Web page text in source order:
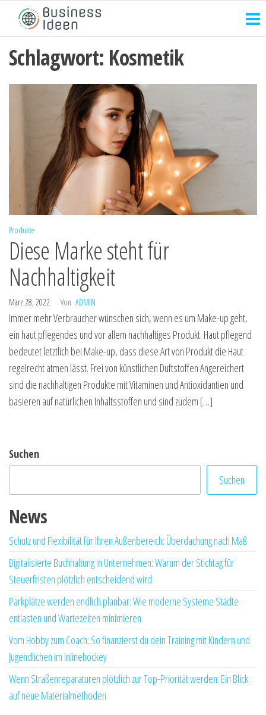
springen
Schlagwort: Kosmetik
Produkte
Diese Marke steht für
Nachhaltigkeit
März 28, 2022 Von ADMIN
Immer mehr Verbraucher wünschen sich, wenn es um Make-up geht,
ein haut pflegendes und vor allem nachhaltiges Produkt. Haut pflegend
bedeutet letztlich bei Make-up, dass diese Art von Produkt die Haut
regelrecht atmen lässt. Frei von künstlichen Duftstoffen Angereichert
sind die nachhaltigen Produkte mit Vitaminen und Antioxidantien und
basieren auf natürlichen Inhaltsstoffen und sind zudem […]
Suchen
Suchen
News
Schutz und Flexibilität für Ihren Außenbereich: Überdachung nach Maß
Digitalisierte Buchhaltung in Unternehmen: Warum der Stichtag für
Steuerfristen plötzlich entscheidend wird
Parkplätze werden endlich planbar: Wie moderne Systeme Städte
entlasten und Wartezeiten minimieren
Vom Hobby zum Coach: So finanzierst du dein Training mit Kindern und
Jugendlichen im Inlinehockey
Wenn Straßenreparaturen plötzlich zur Top-Priorität werden: Ein Blick
auf neue Materialmethoden